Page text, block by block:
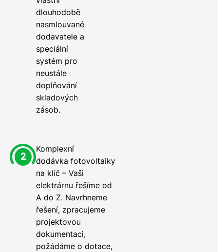
dlouhodobě
nasmlouvané
dodavatele a
speciální
systém pro
neustále
doplňování
skladových
zásob.
Komplexní
dodávka fotovoltaiky
na klíč – Vaši
elektrárnu řešíme od
A do Z. Navrhneme
řešení, zpracujeme
projektovou
dokumentaci,
požádáme o dotace,